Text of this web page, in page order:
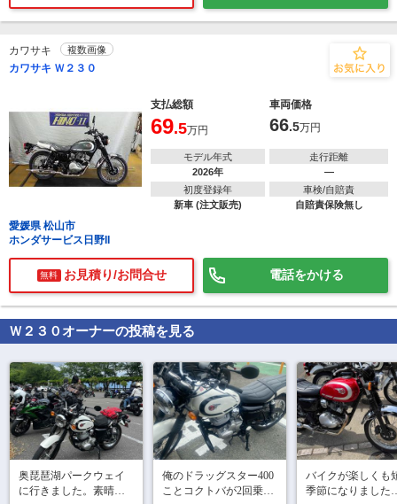
カワサキ 複数画像
カワサキ Ｗ２３０
支払総額 車両価格
69.5万円 66.5万円
モデル年式
2026年
走行距離
―
初度登録年
新車 (注文販売)
車検/自賠責
自賠責保険無し
愛媛県 松山市
ホンダサービス日野II
無料 お見積り/お問合せ 電話をかける
Ｗ２３０ オーナーの投稿を見る
奥琵琶湖パークウェイ
に行きました。素晴ら
俺のドラッグスター400
ことコクトバが2回乗っ
バイクが楽しくも
季節になりました
車種選択するだけ、かんたん相場検索
まずはメーカーを選択する
排気量
車種